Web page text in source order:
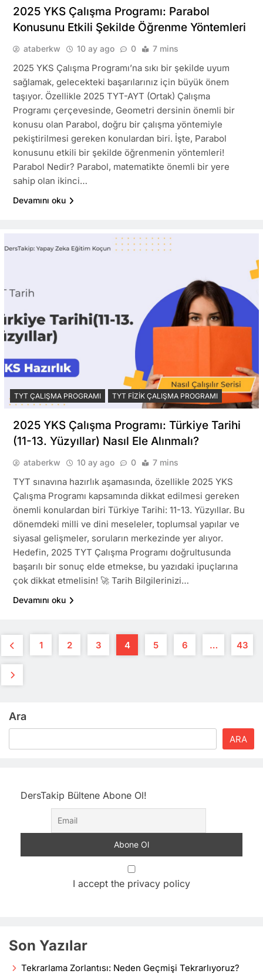
2025 YKS Çalışma Programı: Parabol
Konusunu Etkili Şekilde Öğrenme Yöntemleri
ataberkw 10 ay ago 0 7 mins
2025 YKS Çalışma Programı’na sıkı bir şekilde uyum
sağlamak, gelecekteki başarılarınız için büyük önem
taşıyor. Özellikle 2025 TYT-AYT (Ortak) Çalışma
Programı çerçevesinde, Geometri dersinin önemli bir
konusu olan Parabol, doğru bir çalışma yöntemiyle
pekiştirilmesi gereken konulardan biri. İşte, Parabol
konusunu etkili bir şekilde öğrenmenin yöntemleri!
Parabol Nedir? Parabol, matematikte önemli bir yere
sahip olan ikinci…
Devamını oku
TYT ÇALIŞMA PROGRAMI TYT FIZIK ÇALIŞMA PROGRAMI
2025 YKS Çalışma Programı: Türkiye Tarihi
(11-13. Yüzyıllar) Nasıl Ele Alınmalı?
ataberkw 10 ay ago 0 7 mins
TYT sınavına hazırlık aşamasında, özellikle 2025 YKS
Çalışma Programı kapsamında dikkat edilmesi gereken
önemli konulardan biri Türkiye Tarihi: 11-13. Yüzyıllar. Bu
dönemdeki milli ve dini meseleler, toplumsal yapılar ve
siyasal gelişmeler, soruların merkezinde yer alıyor.
Hedefin, 2025 TYT Çalışma Programı doğrultusunda
başarılı bir sonuç elde etmekse, bu yazıdaki ipuçlarına
çok dikkat etmelisin! 🚀 Tarih Bilgilerinizi…
Devamını oku
1 2 3 4 5 6 … 43
Ara
ARA
DersTakip Bültene Abone Ol!
I accept the privacy policy
Son Yazılar
Tekrarlama Zorlantısı: Neden Geçmişi Tekrarlıyoruz?